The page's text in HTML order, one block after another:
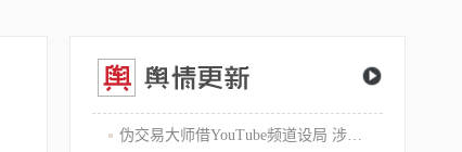
伪交易大师借YouTube频道设局 涉嫌1800万美元庞氏骗局